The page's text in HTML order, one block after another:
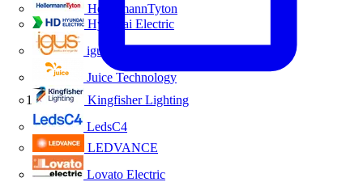
HellermannTyton
Hyundai Electric
igus
Juice Technology
Kingfisher Lighting
LedsC4
LEDVANCE
Lovato Electric
Inicio